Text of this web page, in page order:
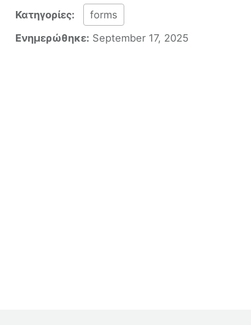
Κατηγορίες:
forms
Ενημερώθηκε: September 17, 2025